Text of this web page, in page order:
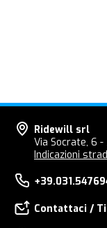
Ridewill srl
Via Socrate, 6
Indicazioni
Contattaci /